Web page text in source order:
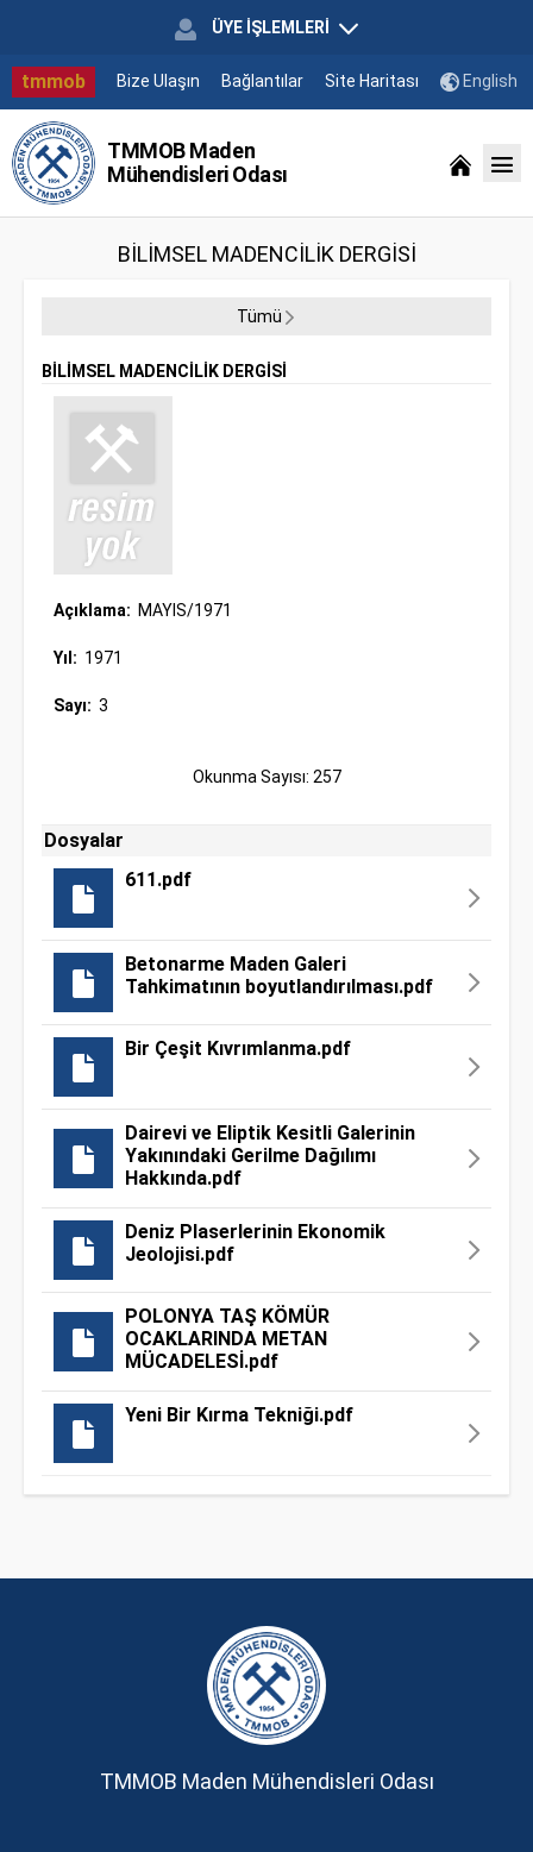
ÜYE İŞLEMLERİ
tmmob Bize Ulaşın Bağlantılar Site Haritası English
TMMOB Maden
Mühendisleri Odası
BİLİMSEL MADENCİLİK DERGİSİ
Tümü
BİLİMSEL MADENCİLİK DERGİSİ
Açıklama: MAYIS/1971
Yıl: 1971
Sayı: 3
Okunma Sayısı: 257
Dosyalar
611.pdf
Betonarme Maden Galeri
Tahkimatının boyutlandırılması.pdf
Bir Çeşit Kıvrımlanma.pdf
Dairevi ve Eliptik Kesitli Galerinin
Yakınındaki Gerilme Dağılımı
Hakkında.pdf
Deniz Plaserlerinin Ekonomik
Jeolojisi.pdf
POLONYA TAŞ KÖMÜR
OCAKLARINDA METAN
MÜCADELESİ.pdf
Yeni Bir Kırma Tekniği.pdf
TMMOB Maden Mühendisleri Odası